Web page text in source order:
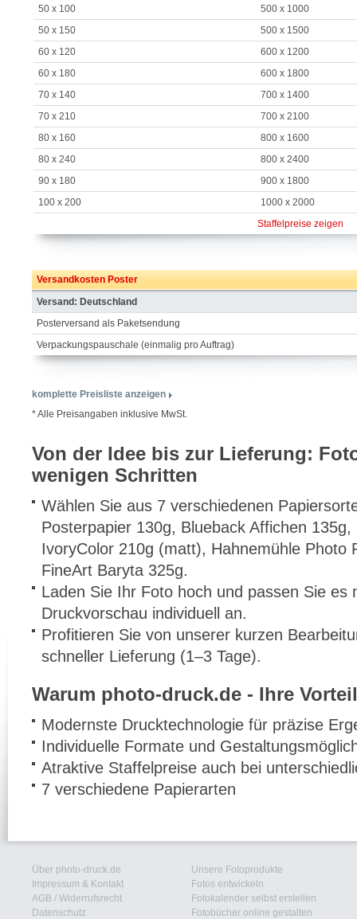
50 x 100
500 x 1000
50 x 150
500 x 1500
60 x 120
600 x 1200
60 x 180
600 x 1800
70 x 140
700 x 1400
70 x 210
700 x 2100
80 x 160
800 x 1600
80 x 240
800 x 2400
90 x 180
900 x 1800
100 x 200
1000 x 2000
Staffelpreise zeigen
Versandkosten Poster
Versand: Deutschland
Posterversand als Paketsendung
Verpackungspauschale (einmalig pro Auftrag)
komplette Preisliste anzeigen
* Alle Preisangaben inklusive MwSt.
Von der Idee bis zur Lieferung:
wenigen Schritten
Wählen Sie aus 7 verschiedenen
Posterpapier 130g, Blueback Affichen
IvoryColor 210g (matt), Hahnemühle Photo
FineArt Baryta 325g.
Laden Sie Ihr Foto hoch und passen Sie es
Druckvorschau individuell an.
Profitieren Sie von unserer kurzen
schneller Lieferung (1–3 Tage).
Warum photo-druck.de - Ihre
Modernste Drucktechnologie für präzise
Individuelle Formate und
Atraktive Staffelpreise auch bei
7 verschiedene Papierarten
Über photo-druck.de
Impressum & Kontakt
AGB / Widerrufsrecht
Datenschutz
Unsere Fotoprodukte
Fotos entwickeln
Fotokalender selbst erstellen
Fotobücher online gestalten